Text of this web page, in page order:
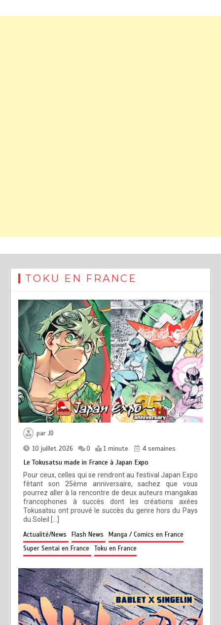
TOKU EN FRANCE
parJD
10 juillet 2026
0 1 minute 4 semaines
Le Tokusatsu made in France à Japan Expo
Pour ceux, celles qui se rendront au festival Japan Expo
fêtant son 25ème anniversaire, sachez que vous
pourrez aller à la rencontre de deux auteurs mangakas
francophones à succès dont les créations axées
Tokusatsu ont prouvé le succès du genre hors du Pays
du Soleil […]
Actualité/News
Flash News
Manga / Comics en France
Super Sentai en France
Toku en France